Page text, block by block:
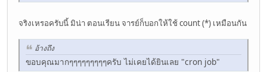
จริงเหรอครับนี้ มิน่า ตอนเรียน จารย์ก็บอกให้ใช้ count (*) เหมือนกัน
อ้างถึง
ขอบคุณมากๆๆๆๆๆๆๆๆๆครับ ไม่เคยได้ยินเลย "cron job"